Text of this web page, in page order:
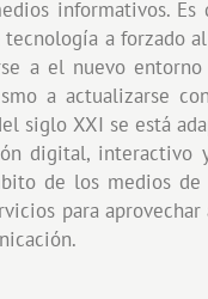
informativos.
a forzado
a el nuevo
a actualizarse
siglo XXI se está
digital, interactivo
de los medios de
para